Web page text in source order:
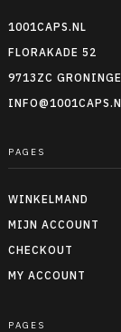
1001CAPS.NL
FLORAKADE 52
9713ZC
PAGES
WINKELMAND
MIJN ACCOUNT
CHECKOUT
MY ACCOUNT
PAGES